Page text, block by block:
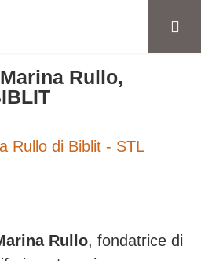
Rullo,
Rullo, fondatrice di